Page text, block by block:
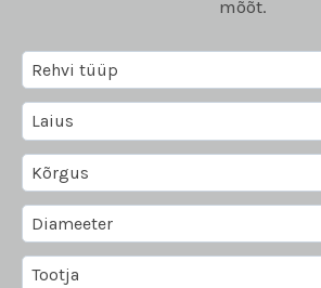
mõõt.